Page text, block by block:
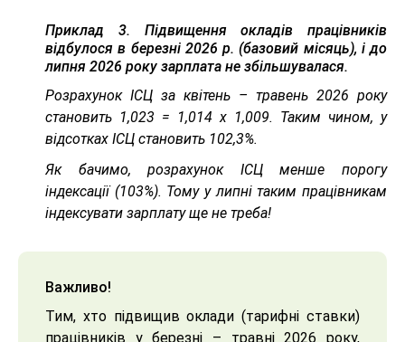
Приклад 3. Підвищення окладів працівників
відбулося в березні 2026 р. (базовий місяць), і до
липня 2026 року зарплата не збільшувалася.
Розрахунок ІСЦ за квітень – травень 2026 року
становить 1,023 = 1,014 х 1,009. Таким чином, у
відсотках ІСЦ становить 102,3%.
Як бачимо, розрахунок ІСЦ менше порогу
індексації (103%). Тому у липні таким працівникам
індексувати зарплату ще не треба!
Важливо!
Тим, хто підвищив оклади (тарифні ставки)
працівників у березні – травні 2026 року,